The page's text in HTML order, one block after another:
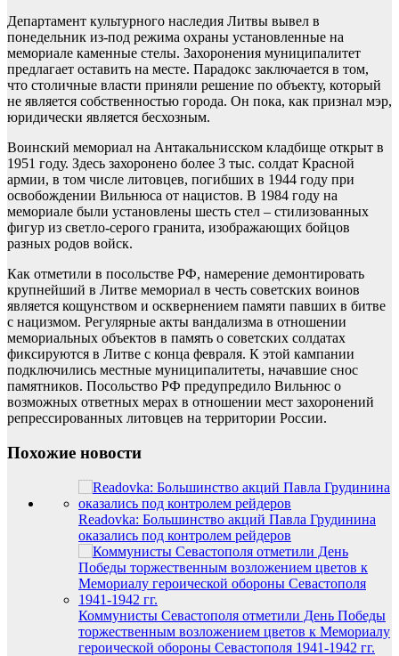
Департамент культурного наследия Литвы вывел в
понедельник из-под режима охраны установленные на
мемориале каменные стелы. Захоронения муниципалитет
предлагает оставить на месте. Парадокс заключается в том,
что столичные власти приняли решение по объекту, который
не является собственностью города. Он пока, как признал мэр,
юридически является бесхозным.
Воинский мемориал на Антакальнисском кладбище открыт в
1951 году. Здесь захоронено более 3 тыс. солдат Красной
армии, в том числе литовцев, погибших в 1944 году при
освобождении Вильнюса от нацистов. В 1984 году на
мемориале были установлены шесть стел – стилизованных
фигур из светло-серого гранита, изображающих бойцов
разных родов войск.
Как отметили в посольстве РФ, намерение демонтировать
крупнейший в Литве мемориал в честь советских воинов
является кощунством и осквернением памяти павших в битве
с нацизмом. Регулярные акты вандализма в отношении
мемориальных объектов в память о советских солдатах
фиксируются в Литве с конца февраля. К этой кампании
подключились местные муниципалитеты, начавшие снос
памятников. Посольство РФ предупредило Вильнюс о
возможных ответных мерах в отношении мест захоронений
репрессированных литовцев на территории России.
Похожие новости
Readovka: Большинство акций Павла Грудинина
оказались под контролем рейдеров
Коммунисты Севастополя отметили День Победы
торжественным возложением цветов к Мемориалу
героической обороны Севастополя 1941-1942 гг.